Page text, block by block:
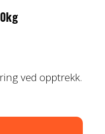
ved opptrekk.